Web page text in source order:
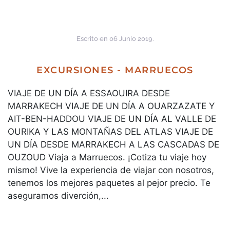
Escrito en 06 Junio 2019.
EXCURSIONES - MARRUECOS
VIAJE DE UN DÍA A ESSAOUIRA DESDE
MARRAKECH VIAJE DE UN DÍA A OUARZAZATE Y
AIT-BEN-HADDOU VIAJE DE UN DÍA AL VALLE DE
OURIKA Y LAS MONTAÑAS DEL ATLAS VIAJE DE
UN DÍA DESDE MARRAKECH A LAS CASCADAS DE
OUZOUD Viaja a Marruecos. ¡Cotiza tu viaje hoy
mismo! Vive la experiencia de viajar con nosotros,
tenemos los mejores paquetes al pejor precio. Te
aseguramos diverción,...